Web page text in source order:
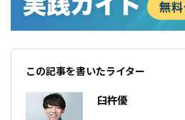
この記事を書いたライター
臼杵優